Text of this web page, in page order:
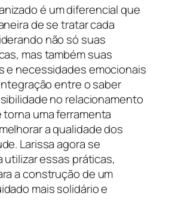
é um diferencial que
de se tratar cada
não só suas
mas também suas
e necessidades emocionais
entre o saber
no relacionamento
uma ferramenta
a qualidade dos
Larissa agora se
utilizar essas práticas,
a construção de um
mais solidário e